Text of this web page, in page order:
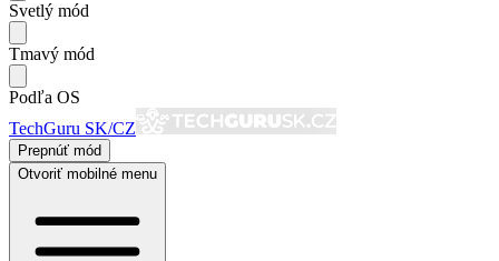
Svetlý mód
Tmavý mód
Podľa OS
TechGuru SK/CZ
Prepnúť mód
Otvoriť mobilné menu